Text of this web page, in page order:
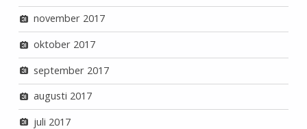
november 2017
oktober 2017
september 2017
augusti 2017
juli 2017